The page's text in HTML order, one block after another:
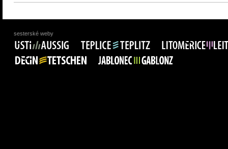
sesterské weby